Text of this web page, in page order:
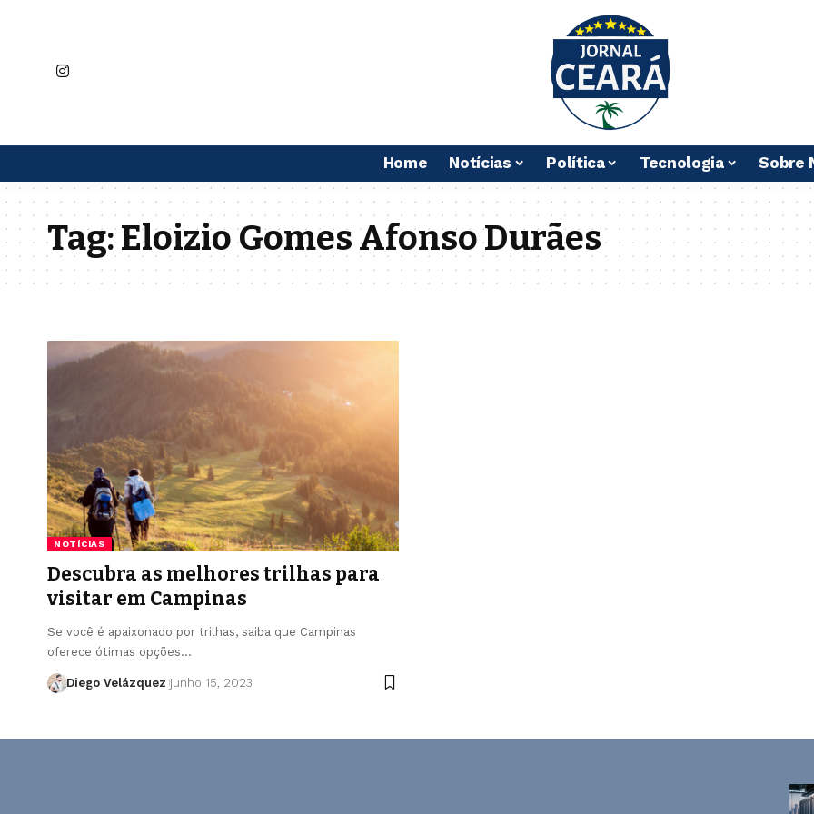
Home Notícias Política Tecnologia Sobre
Tag:Eloizio Gomes Afonso Durães
NOTÍCIAS
Descubra as melhores trilhas para
visitar em Campinas
Se você é apaixonado por trilhas, saiba que Campinas
oferece ótimas opções…
Diego Velázquez junho 15, 2023